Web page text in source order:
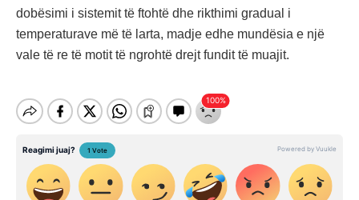
dobësimi i sistemit të ftohtë dhe rikthimi gradual i
temperaturave më të larta, madje edhe mundësia e një
vale të re të motit të ngrohtë drejt fundit të muajit.